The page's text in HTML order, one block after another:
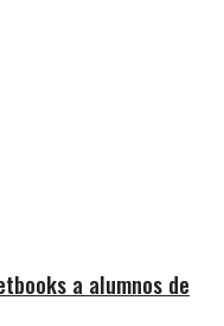
a alumnos de